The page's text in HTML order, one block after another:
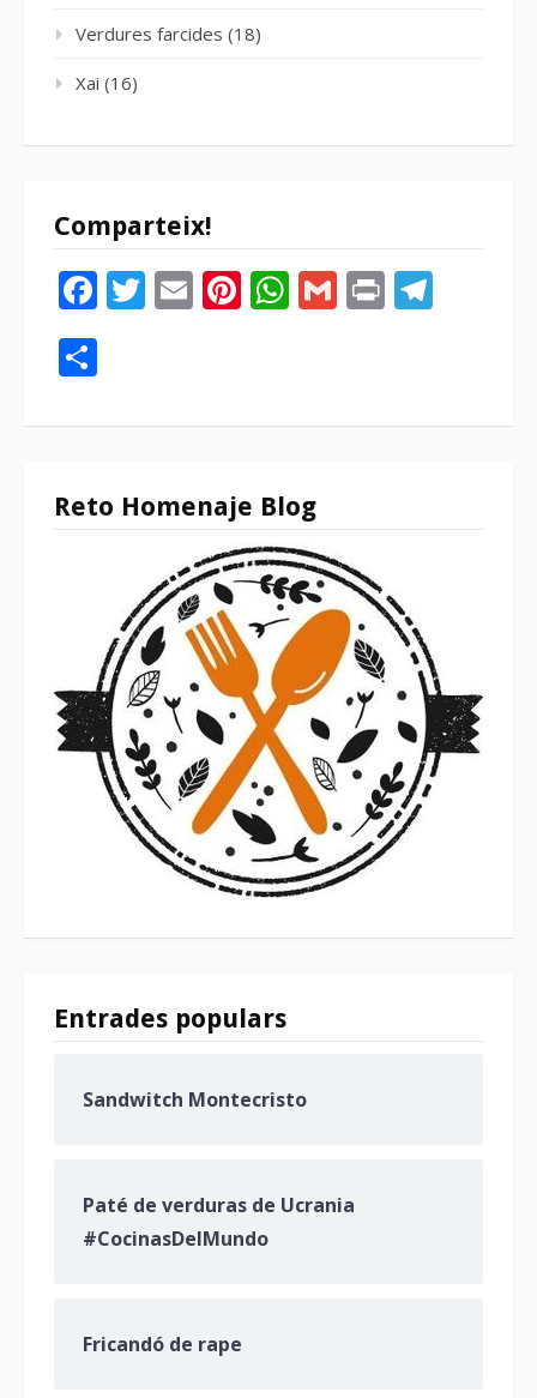
Verdures farcides (18)
Xai (16)
Comparteix!
Facebook
Twitter
EmailPinterest
WhatsApp
Gmail
Print
Reto Homenaje Blog
Entrades populars
Sandwitch Montecristo
Paté de verduras de Ucrania
#CocinasDelMundo
Fricandó de rape